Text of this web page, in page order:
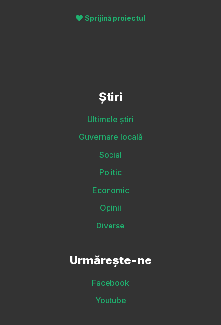
Sprijină proiectul
Știri
Ultimele știri
Guvernare locală
Social
Politic
Economic
Opinii
Diverse
Urmărește-ne
Facebook
Youtube